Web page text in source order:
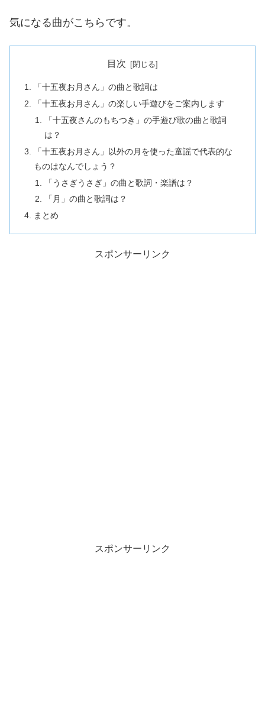
気になる曲がこちらです。
目次
「十五夜お月さん」の曲と歌詞は
「十五夜お月さん」の楽しい手遊びをご案内します
「十五夜さんのもちつき」の手遊び歌の曲と歌詞
は？
「十五夜お月さん」以外の月を使った童謡で代表的な
ものはなんでしょう？
「うさぎうさぎ」の曲と歌詞・楽譜は？
「月」の曲と歌詞は？
まとめ
スポンサーリンク
スポンサーリンク